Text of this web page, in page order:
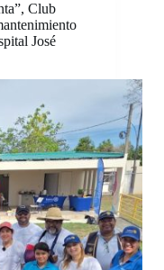
Club
José